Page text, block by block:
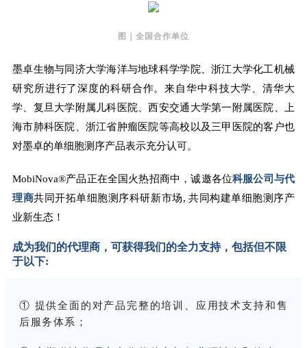
图｜全国合作单位
墨卓生物与同济大学海洋与地球科学学院、浙江大学化工机械
研究所进行了深度的科研合作。来自华中科技大学、清华大
学、复旦大学附属儿科医院、西安交通大学第一附属医院、上
海市肺科医院、浙江省肿瘤医院等高校以及三甲医院的客户也
对墨卓的单细胞测序产品表示充分认可。
MobiNova®产品正在全国火热招商中，诚邀各位科服公司与代
理商共同开拓单细胞测序科研新市场, 共同构建单细胞测序产
业新生态！
成为我们的代理商，可获得我们的全力支持，包括但不限
于以下:
① 提供全面的对产品完整的培训、应用技术支持和售
后服务体系；